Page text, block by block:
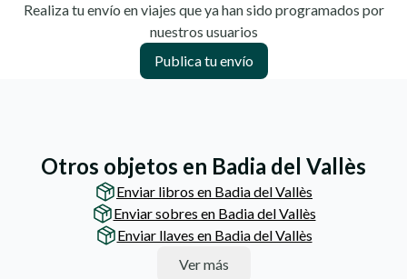
Realiza tu envío en viajes que ya han sido programados por
nuestros usuarios
Publica tu envío
Otros objetos en Badia del Vallès
Enviar libros en Badia del Vallès
Enviar sobres en Badia del Vallès
Enviar llaves en Badia del Vallès
Ver más